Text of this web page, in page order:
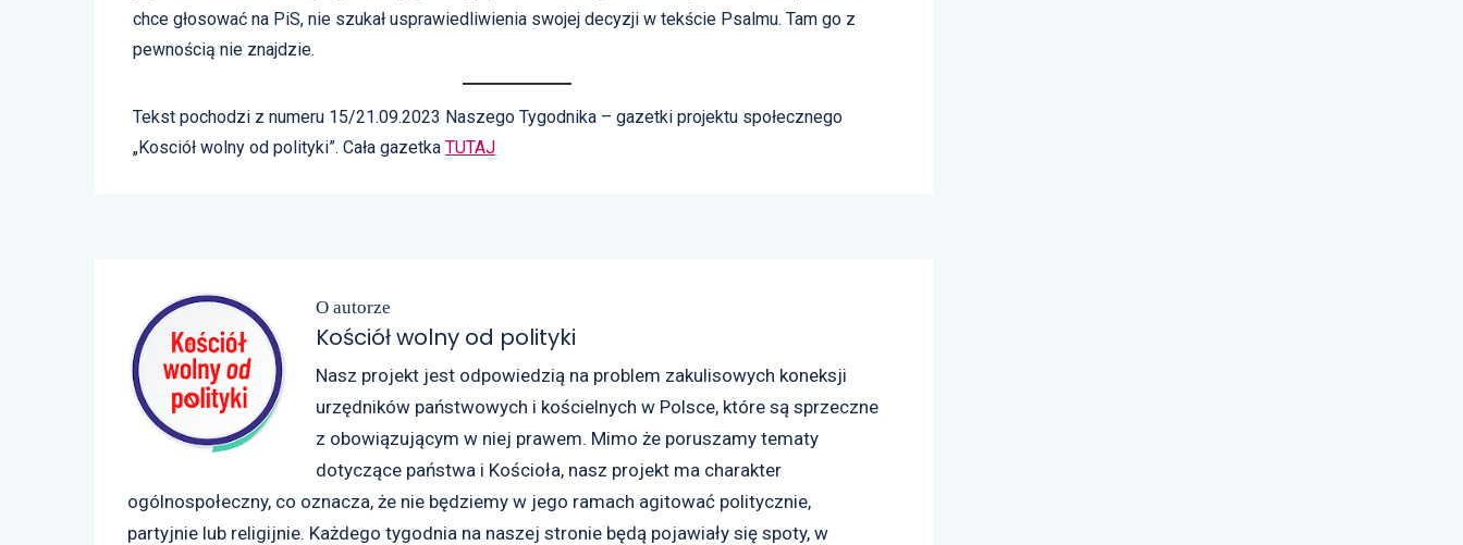
chce głosować na PiS, nie szukał usprawiedliwienia swojej decyzji w tekście Psalmu. Tam go z
pewnością nie znajdzie.
Tekst pochodzi z numeru 15/21.09.2023 Naszego Tygodnika – gazetki projektu społecznego
„Kosciół wolny od polityki”. Cała gazetka TUTAJ
O autorze
Kościół wolny od polityki
Nasz projekt jest odpowiedzią na problem zakulisowych koneksji
urzędników państwowych i kościelnych w Polsce, które są sprzeczne
z obowiązującym w niej prawem. Mimo że poruszamy tematy
dotyczące państwa i Kościoła, nasz projekt ma charakter
ogólnospołeczny, co oznacza, że nie będziemy w jego ramach agitować politycznie,
partyjnie lub religijnie. Każdego tygodnia na naszej stronie będą pojawiały się spoty, w